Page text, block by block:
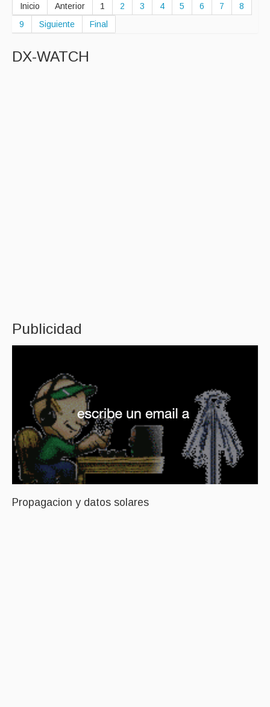
Inicio Anterior 1 2 3 4 5 6 7
8
9
Siguiente Final
DX-WATCH
Publicidad
Propagacion y datos solares